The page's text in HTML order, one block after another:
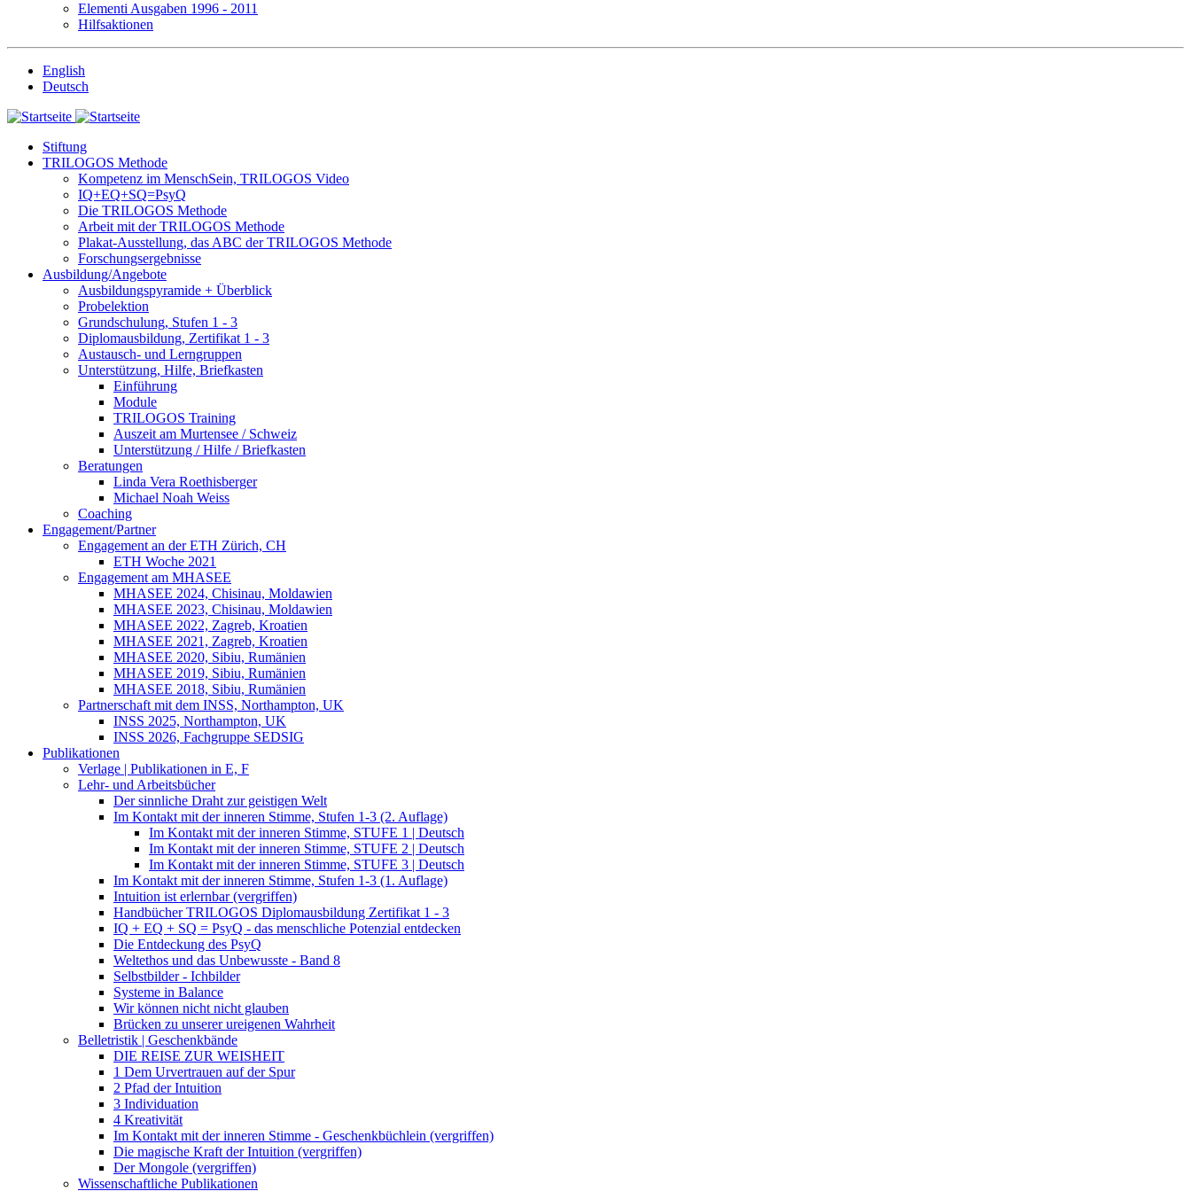
Elementi Ausgaben 1996 - 2011
Hilfsaktionen
English
Deutsch
Stiftung
TRILOGOS Methode
Kompetenz im MenschSein, TRILOGOS Video
IQ+EQ+SQ=PsyQ
Die TRILOGOS Methode
Arbeit mit der TRILOGOS Methode
Plakat-Ausstellung, das ABC der TRILOGOS Methode
Forschungsergebnisse
Ausbildung/Angebote
Ausbildungspyramide + Überblick
Probelektion
Grundschulung, Stufen 1 - 3
Diplomausbildung, Zertifikat 1 - 3
Austausch- und Lerngruppen
Unterstützung, Hilfe, Briefkasten
Einführung
Module
TRILOGOS Training
Auszeit am Murtensee / Schweiz
Unterstützung / Hilfe / Briefkasten
Beratungen
Linda Vera Roethisberger
Michael Noah Weiss
Coaching
Engagement/Partner
Engagement an der ETH Zürich, CH
ETH Woche 2021
Engagement am MHASEE
MHASEE 2024, Chisinau, Moldawien
MHASEE 2023, Chisinau, Moldawien
MHASEE 2022, Zagreb, Kroatien
MHASEE 2021, Zagreb, Kroatien
MHASEE 2020, Sibiu, Rumänien
MHASEE 2019, Sibiu, Rumänien
MHASEE 2018, Sibiu, Rumänien
Partnerschaft mit dem INSS, Northampton, UK
INSS 2025, Northampton, UK
INSS 2026, Fachgruppe SEDSIG
Publikationen
Verlage | Publikationen in E, F
Lehr- und Arbeitsbücher
Der sinnliche Draht zur geistigen Welt
Im Kontakt mit der inneren Stimme, Stufen 1-3 (2. Auflage)
Im Kontakt mit der inneren Stimme, STUFE 1 | Deutsch
Im Kontakt mit der inneren Stimme, STUFE 2 | Deutsch
Im Kontakt mit der inneren Stimme, STUFE 3 | Deutsch
Im Kontakt mit der inneren Stimme, Stufen 1-3 (1. Auflage)
Intuition ist erlernbar (vergriffen)
Handbücher TRILOGOS Diplomausbildung Zertifikat 1 - 3
IQ + EQ + SQ = PsyQ - das menschliche Potenzial entdecken
Die Entdeckung des PsyQ
Weltethos und das Unbewusste - Band 8
Selbstbilder - Ichbilder
Systeme in Balance
Wir können nicht nicht glauben
Brücken zu unserer ureigenen Wahrheit
Belletristik | Geschenkbände
DIE REISE ZUR WEISHEIT
1 Dem Urvertrauen auf der Spur
2 Pfad der Intuition
3 Individuation
4 Kreativität
Im Kontakt mit der inneren Stimme - Geschenkbüchlein (vergriffen)
Die magische Kraft der Intuition (vergriffen)
Der Mongole (vergriffen)
Wissenschaftliche Publikationen